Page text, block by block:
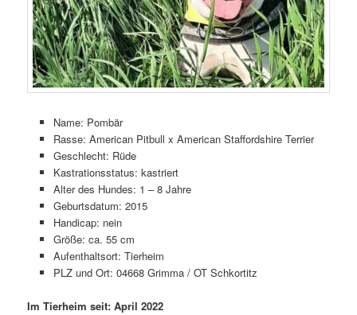
Name: Pombär
Rasse: American Pitbull x American Staffordshire Terrier
Geschlecht: Rüde
Kastrationsstatus: kastriert
Alter des Hundes: 1 – 8 Jahre
Geburtsdatum: 2015
Handicap: nein
Größe: ca. 55 cm
Aufenthaltsort: Tierheim
PLZ und Ort: 04668 Grimma / OT Schkortitz
Im Tierheim seit: April 2022